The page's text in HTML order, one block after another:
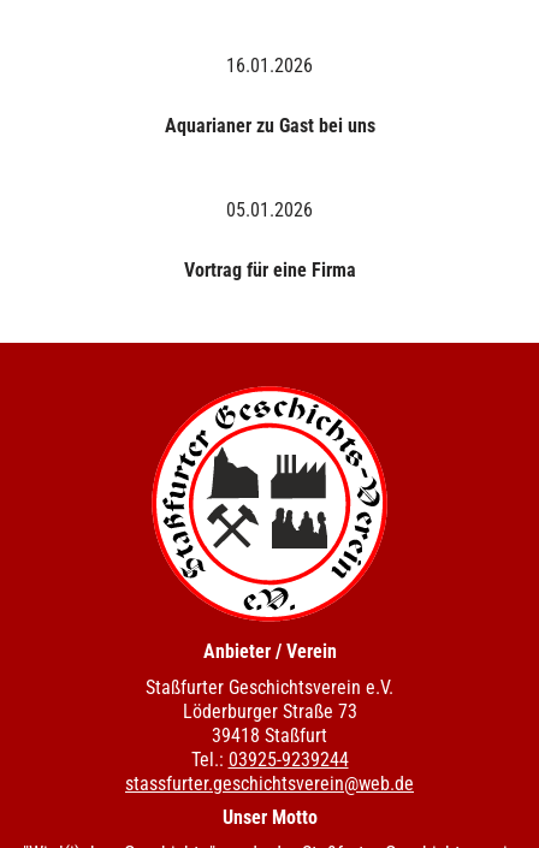
16.01.2026
Aquarianer zu Gast bei uns
05.01.2026
Vortrag für eine Firma
Anbieter / Verein
Staßfurter Geschichtsverein e.V.
Löderburger Straße 73
39418 Staßfurt
Tel.: 03925-9239244
stassfurter.geschichtsverein@web.de
Unser Motto